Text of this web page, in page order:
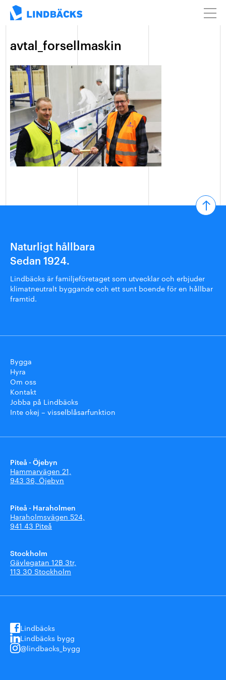
avtal_forsellmaskin
Naturligt hållbara
Sedan 1924.
Lindbäcks är familjeföretaget som utvecklar och erbjuder
klimatneutralt byggande och ett sunt boende för en hållbar
framtid.
Bygga
Hyra
Om oss
Kontakt
Jobba på Lindbäcks
Inte okej – visselblåsarfunktion
Piteå - Öjebyn
Hammarvägen 21,
943 36, Öjebyn
Piteå - Haraholmen
Haraholmsvägen 524,
941 43 Piteå
Stockholm
Gävlegatan 12B 3tr,
113 30 Stockholm
Lindbäcks
Lindbäcks bygg
@lindbacks_bygg